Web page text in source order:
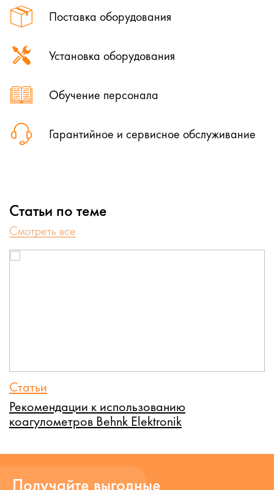
Поставка оборудования
Установка оборудования
Обучение персонала
Гарантийное и сервисное обслуживание
Статьи по теме
Cмотреть все
Статьи
Рекомендации к использованию
коагулометров Behnk Elektronik
Получайте выгодные